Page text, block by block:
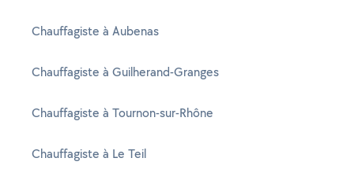
Chauffagiste à Aubenas
Chauffagiste à Guilherand-Granges
Chauffagiste à Tournon-sur-Rhône
Chauffagiste à Le Teil